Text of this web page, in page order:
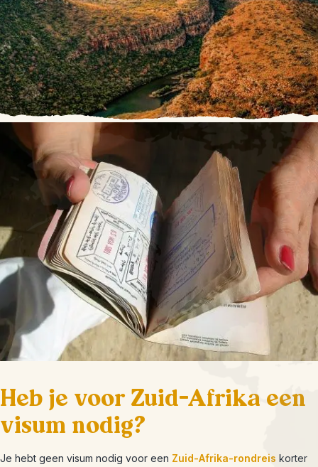
Heb je voor Zuid-Afrika een
visum nodig?
Je hebt geen visum nodig voor een Zuid-Afrika-rondreis korter